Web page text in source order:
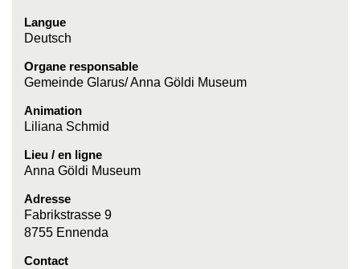
Langue
Deutsch
Organe responsable
Gemeinde Glarus/ Anna Göldi Museum
Animation
Liliana Schmid
Lieu / en ligne
Anna Göldi Museum
Adresse
Fabrikstrasse 9
8755 Ennenda
Contact